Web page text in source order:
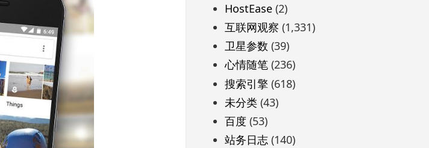
HostEase(2)
互联网观察 (1,331)
卫星参数 (39)
心情随笔(236)
搜索引擎 (618)
未分类(43)
百度 (53)
站务日志(140)